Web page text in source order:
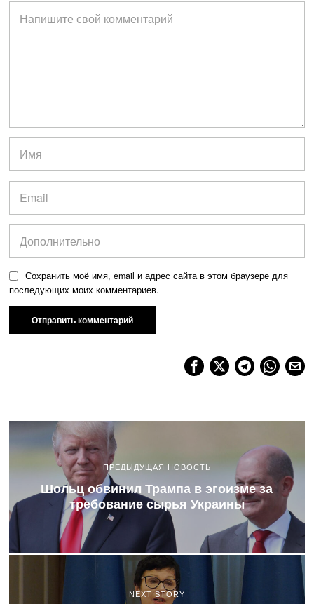
Сохранить моё имя, email и адрес сайта в этом браузере для
последующих моих комментариев.
ПРЕДЫДУЩАЯ НОВОСТЬ
Шольц обвинил Трампа в эгоизме за
требование сырья Украины
NEXT STORY